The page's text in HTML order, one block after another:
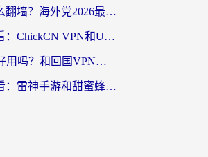
回国后怎么翻墙？海外党2026最新无缝访问国内资源全攻略（附对比实测）
海外党必看：ChickCN VPN和UfunR VPN对比哪个回国效果更好？附实用选择指南
云极VPN好用吗？和回国VPN对比哪个回国效果更好？海外党亲测避坑指南
海外党必看：雷神手游和甜蜜蜂好用吗？3步选对回国加速器无缝刷国内资源